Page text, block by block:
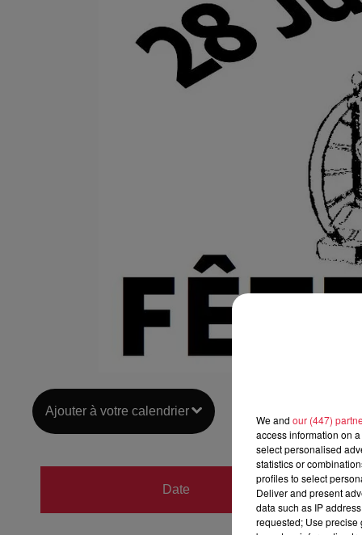
Ajouter à votre calendrier
Date
du28
au28
We and our (447)
access information on
select personalised
statistics or
profiles to select
Deliver and present
data such as IP
requested; Use precise